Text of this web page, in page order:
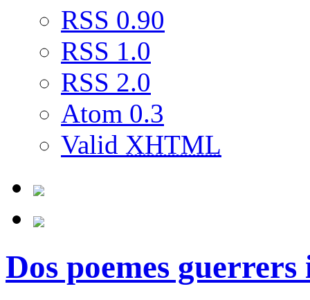
RSS 0.90
RSS 1.0
RSS 2.0
Atom 0.3
Valid XHTML
Dos poemes